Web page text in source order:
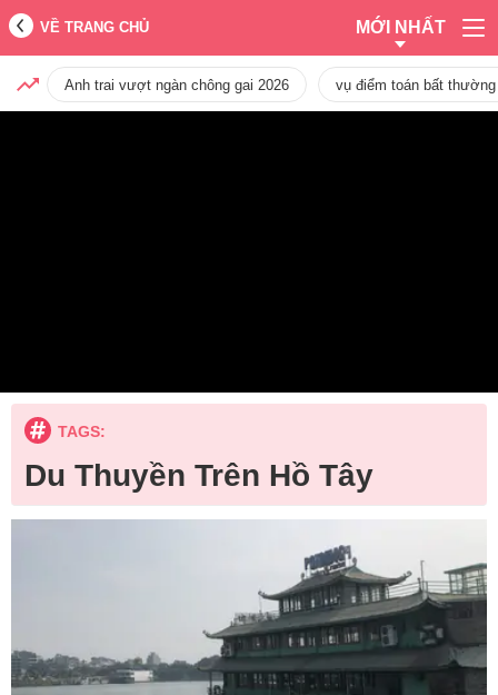
VỀ TRANG CHỦ MỚI NHẤT
Anh trai vượt ngàn chông gai 2026 vụ điểm toán bất
TAGS:
Du Thuyền Trên Hồ Tây